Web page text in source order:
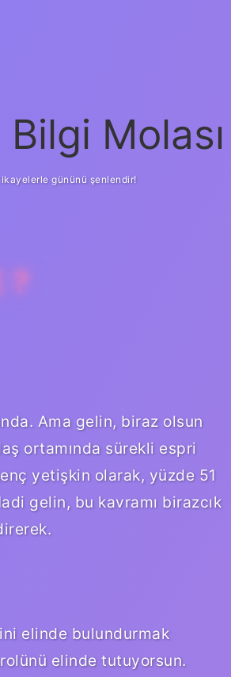
Molası
gününü şenlendir!
?
Ama gelin, biraz olsun
ortamında sürekli espri
yetişkin olarak, yüzde 51
gelin, bu kavramı birazcık
elinde bulundurmak
elinde tutuyorsun.